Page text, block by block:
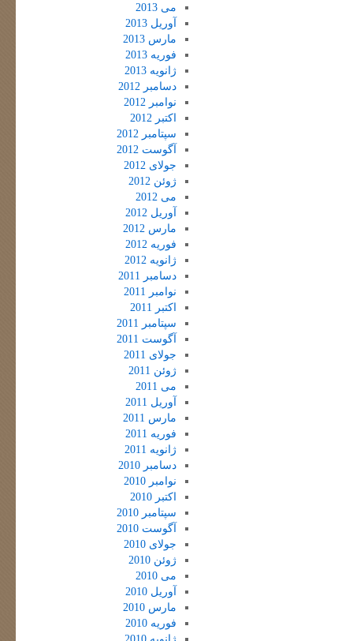
می 2013
آوریل 2013
مارس 2013
فوریه 2013
ژانویه 2013
دسامبر 2012
نوامبر 2012
اکتبر 2012
سپتامبر 2012
آگوست 2012
جولای 2012
ژوئن 2012
می 2012
آوریل 2012
مارس 2012
فوریه 2012
ژانویه 2012
دسامبر 2011
نوامبر 2011
اکتبر 2011
سپتامبر 2011
آگوست 2011
جولای 2011
ژوئن 2011
می 2011
آوریل 2011
مارس 2011
فوریه 2011
ژانویه 2011
دسامبر 2010
نوامبر 2010
اکتبر 2010
سپتامبر 2010
آگوست 2010
جولای 2010
ژوئن 2010
می 2010
آوریل 2010
مارس 2010
فوریه 2010